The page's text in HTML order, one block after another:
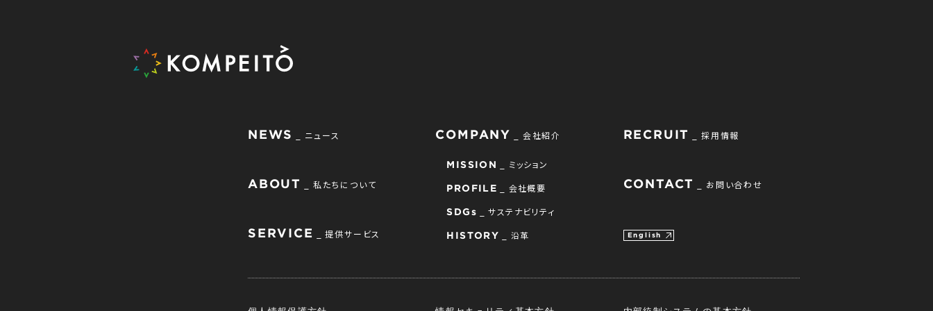
NEWS ニュース
ABOUT 私たちについて
SERVICE 提供サービス
COMPANY 会社紹介
MISSION ミッション
PROFILE 会社概要
SDGs サステナビリティ
HISTORY 沿革
RECRUIT 採用情報
CONTACT お問い合わせ
English